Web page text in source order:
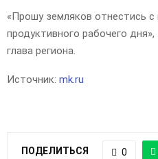
«Прошу земляков отнестись
продуктивного рабочего
глава региона.
Источник: mk.ru
ПОДЕЛИТЬСЯ 0